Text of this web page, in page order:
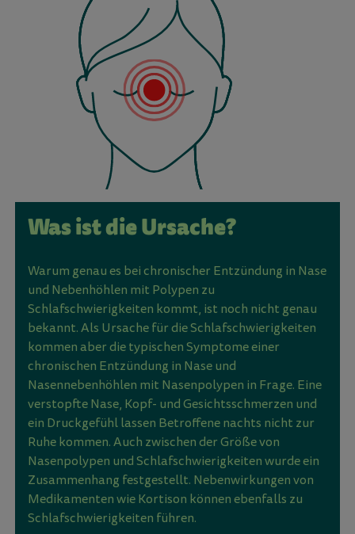
Was ist die Ursache?
Warum genau es bei chronischer Entzündung in Nase
und Nebenhöhlen mit Polypen zu
Schlafschwierigkeiten kommt, ist noch nicht genau
bekannt. Als Ursache für die Schlafschwierigkeiten
kommen aber die typischen Symptome einer
chronischen Entzündung in Nase und
Nasennebenhöhlen mit Nasenpolypen in Frage. Eine
verstopfte Nase, Kopf- und Gesichtsschmerzen und
ein Druckgefühl lassen Betroffene nachts nicht zur
Ruhe kommen. Auch zwischen der Größe von
Nasenpolypen und Schlafschwierigkeiten wurde ein
Zusammenhang festgestellt. Nebenwirkungen von
Medikamenten wie Kortison können ebenfalls zu
Schlafschwierigkeiten führen.